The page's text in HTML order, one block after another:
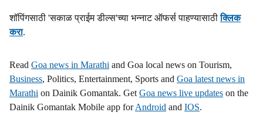
शॉपिंगसाठी 'सकाळ प्राईम डील्स'च्या भन्नाट ऑफर्स पाहण्यासाठीक्लिक
करा.
Read Goa news in Marathi and Goa local news on Tourism,
Business, Politics, Entertainment, Sports and Goa latest news in
Marathi on Dainik Gomantak. Get Goa news live updates on the
Dainik Gomantak Mobile app forAndroid and IOS.